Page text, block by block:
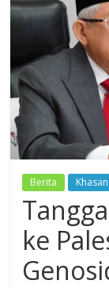
Dzikir,
Ikhtiar
Berita
ke